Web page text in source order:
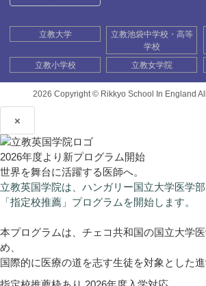
立教大学
立教池袋中学校・高等
学校
立教小学校
立教女学院
2026 Copyright © Rikkyo School In England
×
2026年度より新プログラム開始
世界を舞台に活躍する医師へ。
立教英国学院は、ハンガリー国立大学医学部
「指定校推薦」プログラムを開始します。
本プログラムは、チェコ共和国の国立大学
め、
国際的に医療の道を志す生徒を対象とした進